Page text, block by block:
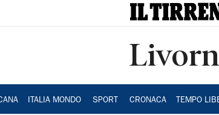
ITALIA MONDO SPORT CRONACA TEMPO